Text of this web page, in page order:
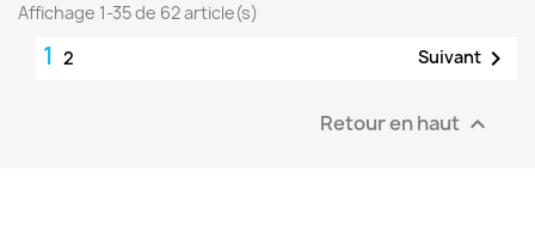
Affichage 1-35 de 62 article(s)
1 2 Suivant 
Retour en haut 